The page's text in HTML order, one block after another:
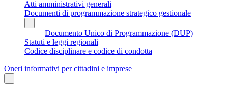
Atti amministrativi generali
Documenti di programmazione strategico gestionale
Documento Unico di Programmazione (DUP)
Statuti e leggi regionali
Codice disciplinare e codice di condotta
Oneri informativi per cittadini e imprese